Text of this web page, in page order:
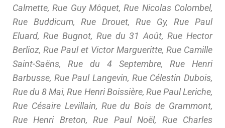
Calmette, Rue Guy Môquet, Rue Nicolas Colombel,
Rue Buddicum, Rue Drouet, Rue Gy, Rue Paul
Eluard, Rue Bugnot, Rue du 31 Août, Rue Hector
Berlioz, Rue Paul et Victor Margueritte, Rue Camille
Saint-Saëns, Rue du 4 Septembre, Rue Henri
Barbusse, Rue Paul Langevin, Rue Célestin Dubois,
Rue du 8 Mai, Rue Henri Boissière, Rue Paul Leriche,
Rue Césaire Levillain, Rue du Bois de Grammont,
Rue Henri Breton, Rue Paul Noël, Rue Charles